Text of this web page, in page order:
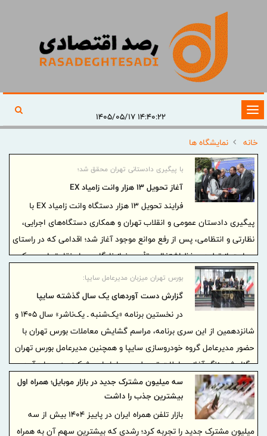
تغییر
وضعیت
ناوبری
خانه
نمایشگاه ها
با پیگیری دادستانی تهران محقق شد؛
آغاز تحویل ۱۳ هزار وانت زامیاد EX
فرایند تحویل ۱۳ هزار دستگاه وانت زامیاد EX با
پیگیری دادستان عمومی و انقلاب تهران و همکاری دستگاه‌های اجرایی،
نظارتی و انتظامی، پس از رفع موانع موجود آغاز شد؛ اقدامی که در راستای
حمایت از تولید، حفظ اشتغال و تأمین نیاز ناوگان حمل‌ونقل تجاری سبک
کشور انجام شده است. بورس تهران میزبان مدیرعامل سایپا:
گزارش دست آوردهای یک سال گذشته سایپا
در نخستین برنامه «یک‌شنبه ـ یک‌ناشر» سال ۱۴۰5 و
شانزدهمین از این سری برنامه، مراسم گشایش معاملات بورس تهران با
حضور مدیرعامل گروه خودروسازی سایپا و همچنین مدیرعامل بورس تهران
برگزار شد. زنگ آغاز معاملات توسط مدیرعامل این شرکت به صدا درآمد و
فرصتی برای مرور دستاوردها، عملکرد و برنامه‌های آتی یکی از بزرگترین
خودروسازان بازار سرمایه فراهم آورد.
سه میلیون مشترک جدید در بازار موبایل؛ همراه اول
بیشترین جذب را داشت
بازار تلفن همراه ایران در پاییز ۱۴۰۴ بیش از سه
میلیون مشترک جدید را تجربه کرد؛ رشدی که بیشترین سهم آن به همراه